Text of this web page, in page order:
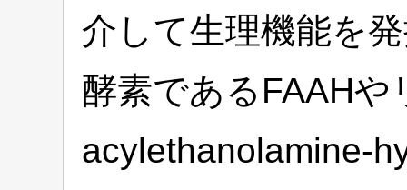
介して生理機能を
酵素であるFAAH
acylethanolamine-